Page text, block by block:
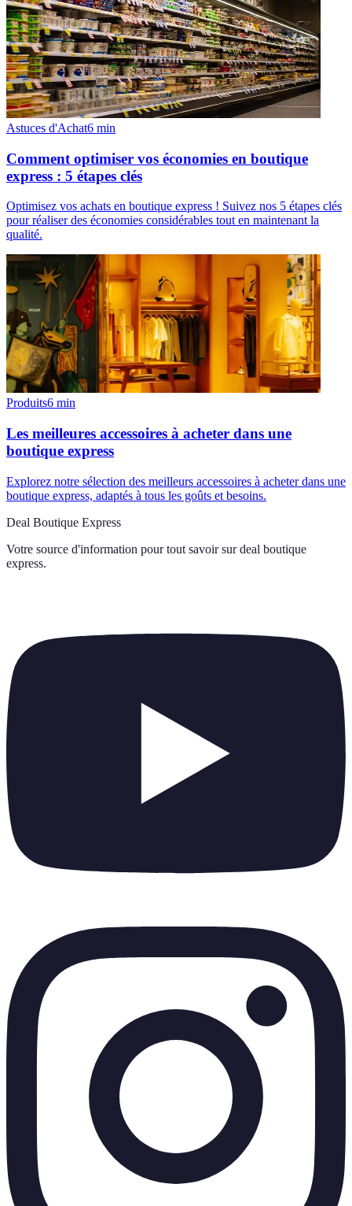
Astuces d'Achat6 min
Comment optimiser vos économies en boutique
express : 5 étapes clés
Optimisez vos achats en boutique express ! Suivez nos 5 étapes clés
pour réaliser des économies considérables tout en maintenant la
qualité.
Produits6 min
Les meilleures accessoires à acheter dans une
boutique express
Explorez notre sélection des meilleurs accessoires à acheter dans une
boutique express, adaptés à tous les goûts et besoins.
Deal Boutique Express
Votre source d'information pour tout savoir sur deal boutique
express.